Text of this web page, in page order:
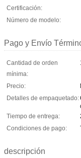
Certificación:
Número de modelo:
Pago y Envío
Cantidad de orden
mínima:
Precio:
Detalles de empaquetado:
Tiempo de entrega:
Condiciones de pago:
descripción